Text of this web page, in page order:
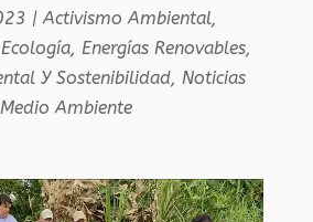
|Activismo Ambiental,
Ecología,Energías Renovables,
Y Sostenibilidad,Noticias
Medio Ambiente